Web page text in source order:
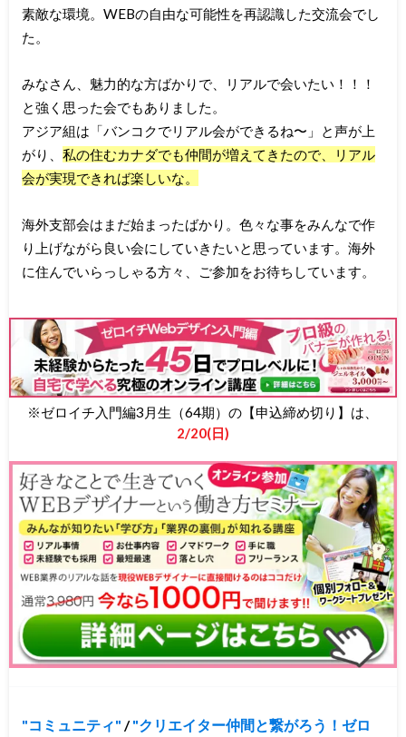
素敵な環境。WEBの自由な可能性を再認識した交流会でし
た。
みなさん、魅力的な方ばかりで、リアルで会いたい！！！
と強く思った会でもありました。
アジア組は「バンコクでリアル会ができるね〜」と声が上
がり、 私の住むカナダでも仲間が増えてきたので、リアル
会が実現できれば楽しいな。
海外支部会はまだ始まったばかり。色々な事をみんなで作
り上げながら良い会にしていきたいと思っています。海外
に住んでいらっしゃる方々、ご参加をお待ちしています。
※ゼロイチ入門編3月生（64期）の【申込締め切り】は、
2/20(日)
コミュニティ / クリエイター仲間と繋がろう！ゼロ